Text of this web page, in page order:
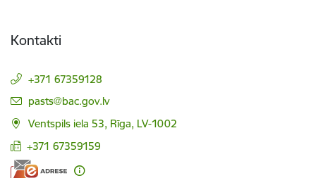
Kontakti
+371 67359128
E-pasts:
pasts@bac.gov.lv
Ventspils iela 53, Rīga, LV-1002
+371 67359159